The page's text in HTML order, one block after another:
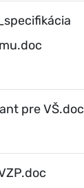
pre VŠ.doc